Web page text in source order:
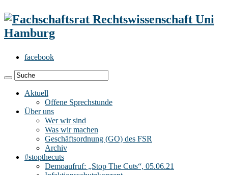
facebook
Aktuell
Offene Sprechstunde
Über uns
Wer wir sind
Was wir machen
Geschäftsordnung (GO) des FSR
Archiv
#stopthecuts
Demoaufruf: „Stop The Cuts“, 05.06.21